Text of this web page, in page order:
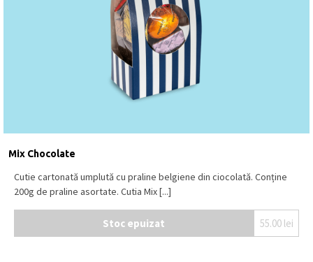
Mix Chocolate
Cutie cartonată umplută cu praline belgiene din ciocolată. Conține
200g de praline asortate. Cutia Mix [...]
Stoc epuizat 55.00 lei